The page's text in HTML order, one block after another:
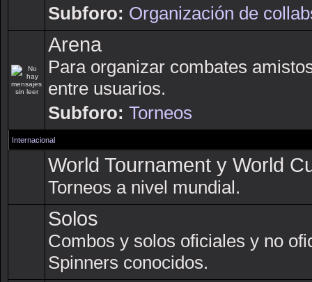
Subforo: Organización de
Arena
Para organizar combates
entre usuarios.
Subforo: Torneos
Internacional
World Tournament y World
Torneos a nivel mundial.
Solos
Combos y solos oficiales y no
Spinners conocidos.